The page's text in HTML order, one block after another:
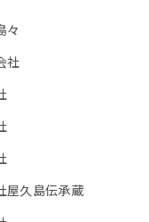
々
社
屋久島伝承蔵